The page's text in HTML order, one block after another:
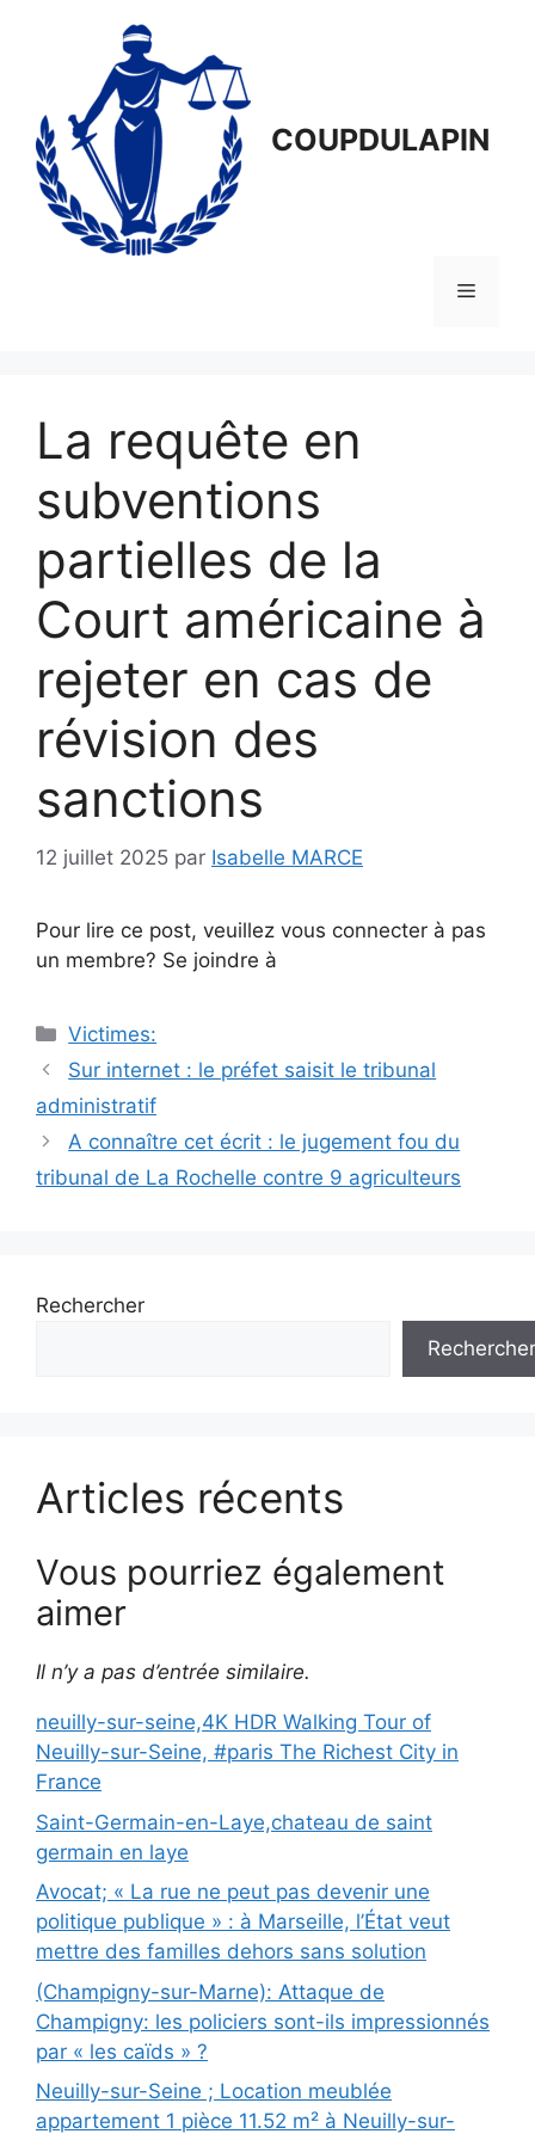
COUPDULAPIN
Menu
La requête en
subventions
partielles de la
Court américaine à
rejeter en cas de
révision des
sanctions
12 juillet 2025 par Isabelle MARCE
Pour lire ce post, veuillez vous connecter à pas
un membre? Se joindre à
Catégories
Victimes:
Navigation
des
Sur internet : le préfet saisit le tribunal
administratif
A connaître cet écrit : le jugement fou du
tribunal de La Rochelle contre 9 agriculteurs
Rechercher
Rechercher
Articles récents
Vous pourriez également
aimer
Il n’y a pas d’entrée similaire.
neuilly-sur-seine,4K HDR Walking Tour of
Neuilly-sur-Seine, #paris The Richest City in
France
Saint-Germain-en-Laye,chateau de saint
germain en laye
Avocat; « La rue ne peut pas devenir une
politique publique » : à Marseille, l’État veut
mettre des familles dehors sans solution
(Champigny-sur-Marne): Attaque de
Champigny: les policiers sont-ils impressionnés
par « les caïds » ?
Neuilly-sur-Seine ; Location meublée
appartement 1 pièce 11.52 m² à Neuilly-sur-